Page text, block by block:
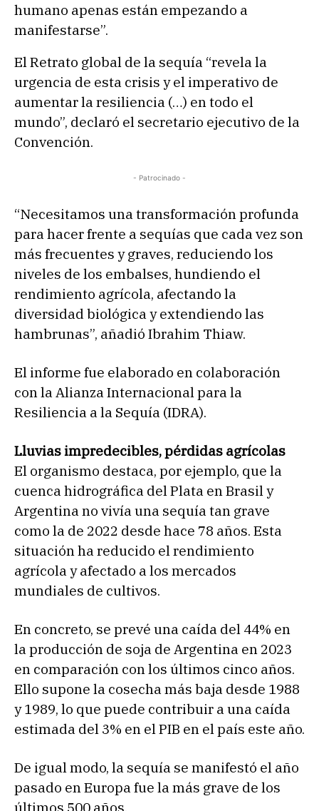
humano apenas están empezando a
manifestarse”.
El Retrato global de la sequía “revela la
urgencia de esta crisis y el imperativo de
aumentar la resiliencia (…) en todo el
mundo”, declaró el secretario ejecutivo de la
Convención.
- Patrocinado -
“Necesitamos una transformación profunda
para hacer frente a sequías que cada vez son
más frecuentes y graves, reduciendo los
niveles de los embalses, hundiendo el
rendimiento agrícola, afectando la
diversidad biológica y extendiendo las
hambrunas”, añadió Ibrahim Thiaw.
El informe fue elaborado en colaboración
con la Alianza Internacional para la
Resiliencia a la Sequía (IDRA).
Lluvias impredecibles, pérdidas agrícolas
El organismo destaca, por ejemplo, que la
cuenca hidrográfica del Plata en Brasil y
Argentina no vivía una sequía tan grave
como la de 2022 desde hace 78 años. Esta
situación ha reducido el rendimiento
agrícola y afectado a los mercados
mundiales de cultivos.
En concreto, se prevé una caída del 44% en
la producción de soja de Argentina en 2023
en comparación con los últimos cinco años.
Ello supone la cosecha más baja desde 1988
y 1989, lo que puede contribuir a una caída
estimada del 3% en el PIB en el país este año.
De igual modo, la sequía se manifestó el año
pasado en Europa fue la más grave de los
últimos 500 años.